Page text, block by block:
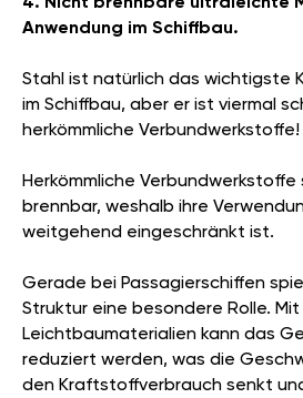
Anwendung im Schiffbau.
Stahl ist natürlich das wichtigste
im Schiffbau, aber er ist viermal
herkömmliche Verbundwerkstoffe!
Herkömmliche
brennbar, weshalb ihre
weitgehend eingeschränkt ist.
Gerade bei Passagierschiffen
Struktur eine besondere Rolle. Mit
Leichtbaumaterialien kann das
reduziert werden, was die
den Kraftstoffverbrauch senkt